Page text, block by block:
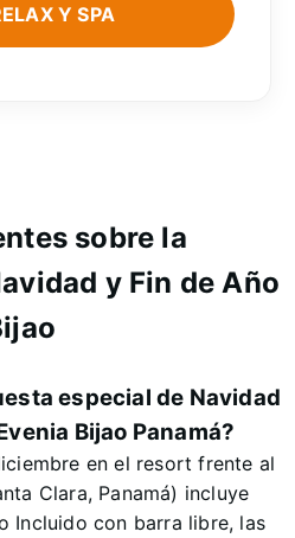
Y SPA
sobre la
y Fin de Año
especial de Navidad
Bijao Panamá?
en el resort frente al
Clara, Panamá) incluye
Incluido con barra libre, las